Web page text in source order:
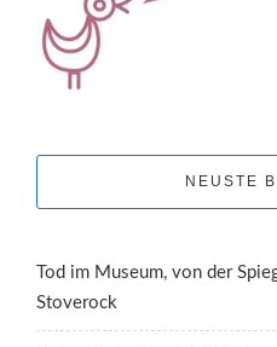
NEUSTE
Tod im Museum, von der
Stoverock